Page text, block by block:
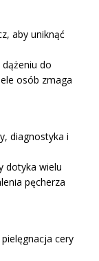
aby uniknąć
do
osób zmaga
diagnostyka i
dotyka wielu
pęcherza
cery